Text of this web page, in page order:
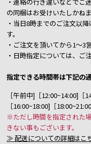
の同梱はお受けいたしかねま
・当日8時までのご注文以
す。
・ご注文を頂いてから1～3
・日時指定については、ご
指定できる時間帯は下記の通
［午前中]［12:00~14:00]［
［16:00~18:00]［
※ただし時間を指定された
きない事もございます。
≫ 配送についての詳細はこ